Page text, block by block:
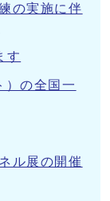
の実施に伴
す
）の全国一
ル展の開催